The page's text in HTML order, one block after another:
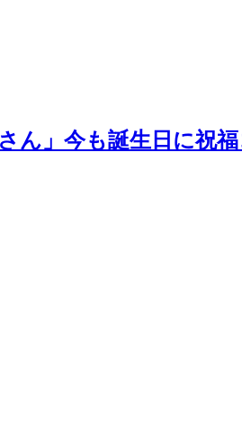
ん」今も誕生日に祝